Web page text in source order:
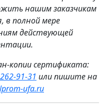
нашим заказчикам
в полной мере
действующей
копии сертификата:
или пишите на
ufa.ru